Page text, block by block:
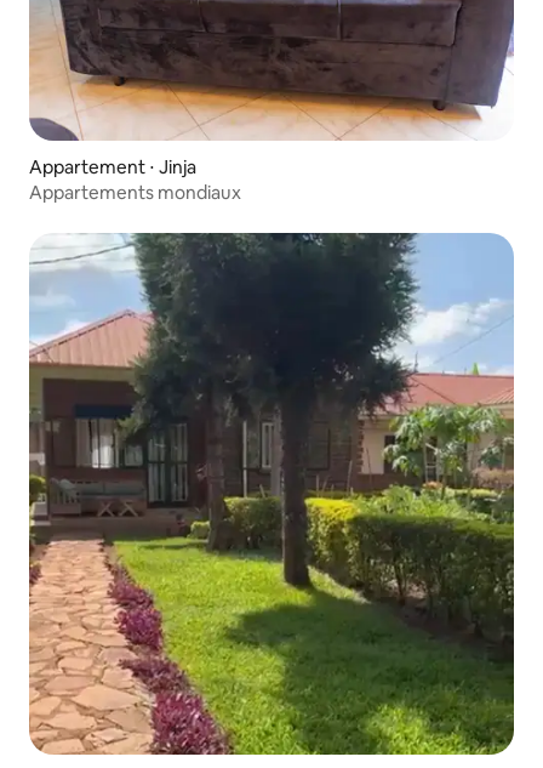
Appartement ⋅ Jinja
Appartements mondiaux